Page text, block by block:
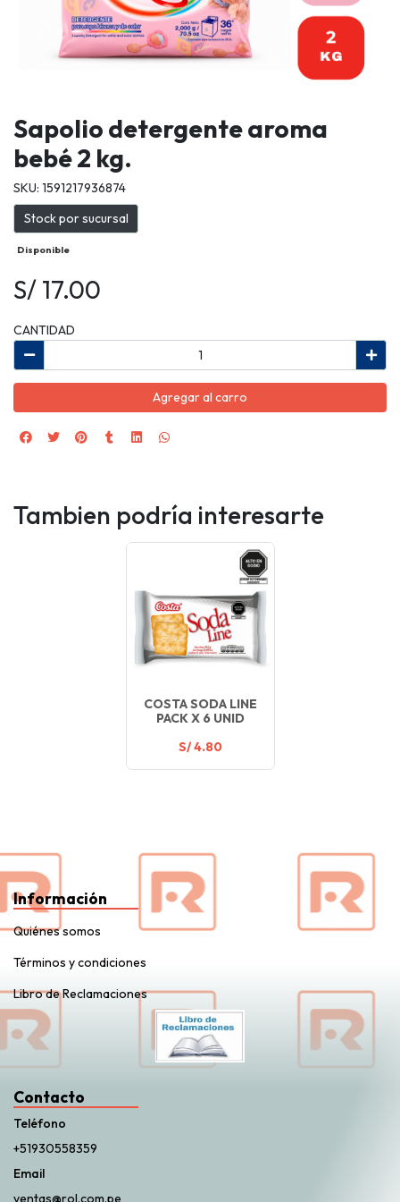
Sapolio detergente aroma
bebé 2 kg.
SKU: 1591217936874
Stock por sucursal
Disponible
S/ 17.00
CANTIDAD
Agregar al carro
Tambien podría interesarte
COSTA SODA LINE
PACK X 6 UNID
S/ 4.80
Información
Quiénes somos
Términos y condiciones
Libro de Reclamaciones
Contacto
Teléfono
+51930558359
Email
ventas@rol.com.pe